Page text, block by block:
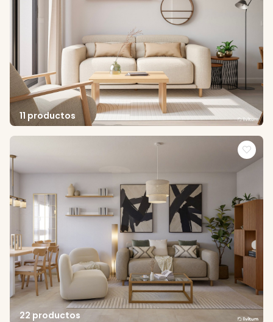
11 productos
22 productos